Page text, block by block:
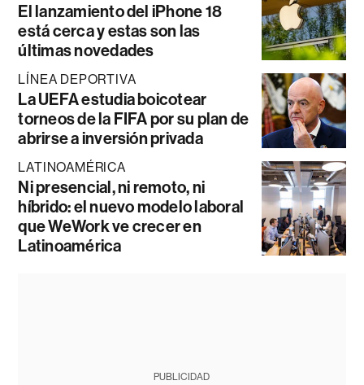
El lanzamiento del iPhone 18
está cerca y estas son las
últimas novedades
LÍNEA DEPORTIVA
La UEFA estudia boicotear
torneos de la FIFA por su plan de
abrirse a inversión privada
LATINOAMÉRICA
Ni presencial, ni remoto, ni
híbrido: el nuevo modelo laboral
que WeWork ve crecer en
Latinoamérica
PUBLICIDAD